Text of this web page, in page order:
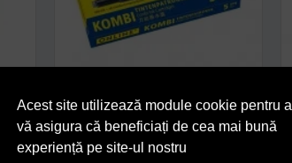
Acest site utilizează module cookie pentru a
vă asigura că beneficiați de cea mai bună
experiență pe site-ul nostru
Patroane cerneala Online
Combi, blue